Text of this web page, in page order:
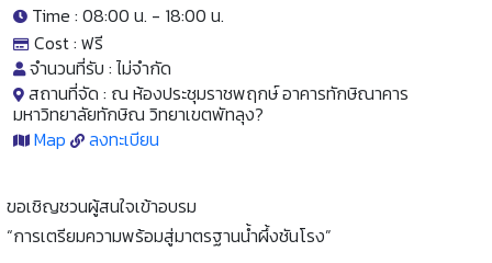
Time : 08:00 น. - 18:00 น.
Cost : ฟรี
จำนวนที่รับ : ไม่จำกัด
สถานที่จัด : ณ ห้องประชุมราชพฤกษ์ อาคารทักษิณาคาร
มหาวิทยาลัยทักษิณ วิทยาเขตพัทลุง?
Map
ลงทะเบียน
ขอเชิญชวนผู้สนใจเข้าอบรม
“การเตรียมความพร้อมสู่มาตรฐานน้ำผึ้งชันโรง”